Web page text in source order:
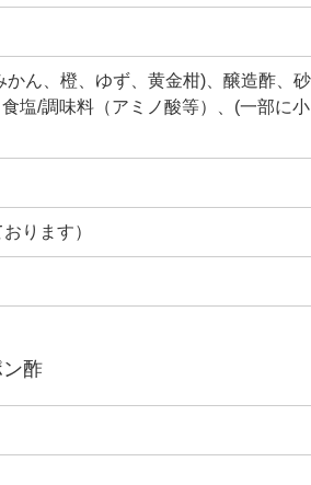
ん、橙、ゆず、黄金柑)、醸造酢、砂
塩/調味料（アミノ酸等）、(一部に小
ります）
酢